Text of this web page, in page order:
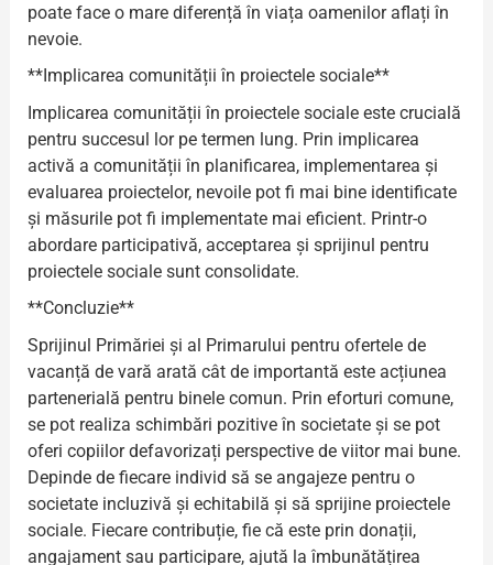
poate face o mare diferență în viața oamenilor aflați în
nevoie.
**Implicarea comunității în proiectele sociale**
Implicarea comunității în proiectele sociale este crucială
pentru succesul lor pe termen lung. Prin implicarea
activă a comunității în planificarea, implementarea și
evaluarea proiectelor, nevoile pot fi mai bine identificate
și măsurile pot fi implementate mai eficient. Printr-o
abordare participativă, acceptarea și sprijinul pentru
proiectele sociale sunt consolidate.
**Concluzie**
Sprijinul Primăriei și al Primarului pentru ofertele de
vacanță de vară arată cât de importantă este acțiunea
partenerială pentru binele comun. Prin eforturi comune,
se pot realiza schimbări pozitive în societate și se pot
oferi copiilor defavorizați perspective de viitor mai bune.
Depinde de fiecare individ să se angajeze pentru o
societate incluzivă și echitabilă și să sprijine proiectele
sociale. Fiecare contribuție, fie că este prin donații,
angajament sau participare, ajută la îmbunătățirea